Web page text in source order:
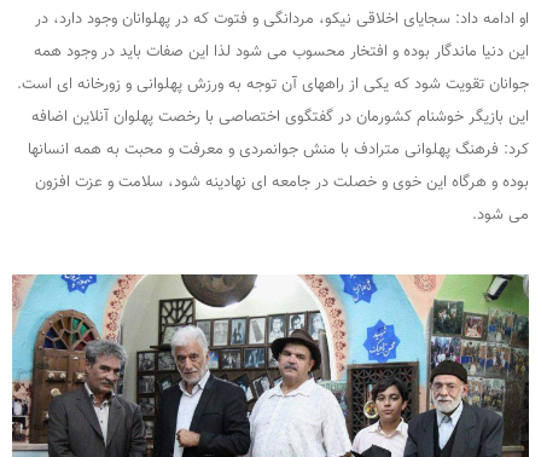
او ادامه داد: سجایای اخلاقی نیکو، مردانگی و فتوت که در پهلوانان وجود دارد، در
این دنیا ماندگار بوده و افتخار محسوب می شود لذا این صفات باید در وجود همه
جوانان تقویت شود که یکی از راههای آن توجه به ورزش پهلوانی و زورخانه ای است.
این بازیگر خوشنام کشورمان در گفتگوی اختصاصی با رخصت پهلوان آنلاین اضافه
کرد: فرهنگ پهلوانی مترادف با منش جوانمردی و معرفت و محبت به همه انسانها
بوده و هرگاه این خوی و خصلت در جامعه ای نهادینه شود، سلامت و عزت افزون
می شود.